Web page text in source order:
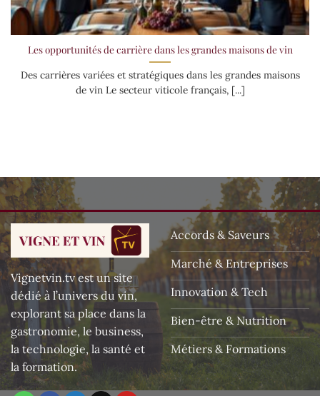
Les opportunités de carrière dans les grandes maisons de vin
Des carrières variées et stratégiques dans les grandes maisons
de vin Le secteur viticole français, [...]
Vignetvin.tv est un site
dédié à l’univers du vin,
explorant sa place dans la
gastronomie, le business,
la technologie, la santé et
la formation.
Accords & Saveurs
Marché & Entreprises
Innovation & Tech
Bien-être & Nutrition
Métiers & Formations